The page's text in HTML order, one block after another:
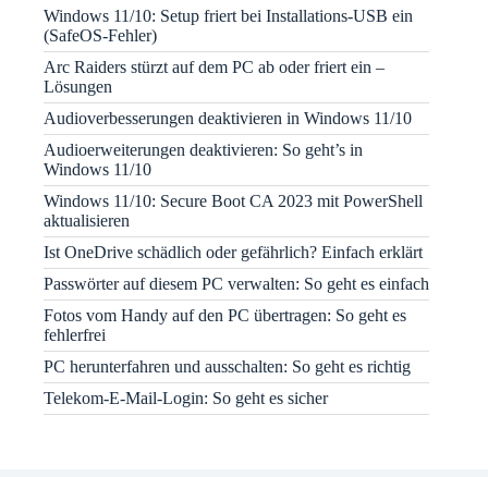
Windows 11/10: Setup friert bei Installations-USB ein
(SafeOS-Fehler)
Arc Raiders stürzt auf dem PC ab oder friert ein –
Lösungen
Audioverbesserungen deaktivieren in Windows 11/10
Audioerweiterungen deaktivieren: So geht’s in
Windows 11/10
Windows 11/10: Secure Boot CA 2023 mit PowerShell
aktualisieren
Ist OneDrive schädlich oder gefährlich? Einfach erklärt
Passwörter auf diesem PC verwalten: So geht es einfach
Fotos vom Handy auf den PC übertragen: So geht es
fehlerfrei
PC herunterfahren und ausschalten: So geht es richtig
Telekom-E-Mail-Login: So geht es sicher